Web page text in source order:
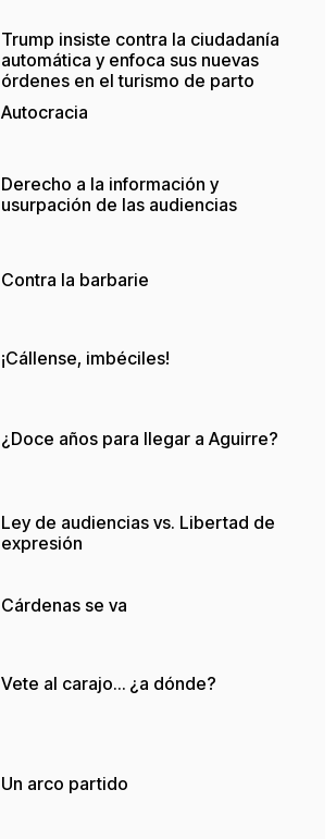
Trump insiste contra la ciudadanía
automática y enfoca sus nuevas
órdenes en el turismo de parto
Autocracia
Derecho a la información y
usurpación de las audiencias
Contra la barbarie
¡Cállense, imbéciles!
¿Doce años para llegar a Aguirre?
Ley de audiencias vs. Libertad de
expresión
Cárdenas se va
Vete al carajo… ¿a dónde?
Un arco partido